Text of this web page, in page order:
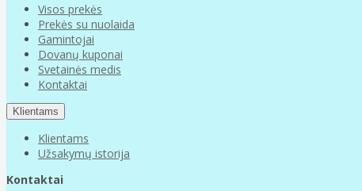
Visos prekės
Prekės su nuolaida
Gamintojai
Dovanų kuponai
Svetainės medis
Kontaktai
Klientams
Klientams
Užsakymų istorija
Kontaktai